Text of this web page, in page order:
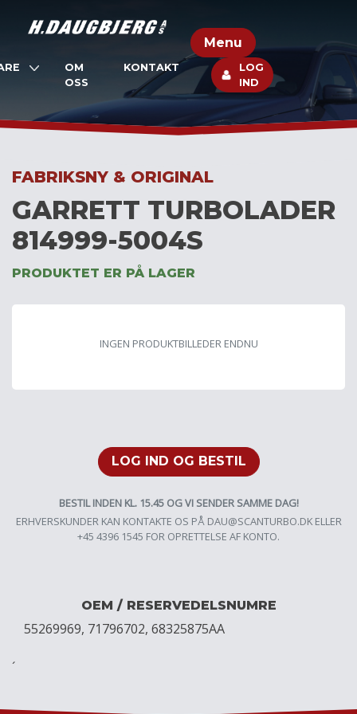
Menu
OM
OSS
KONTAKT
LOG
IND
FABRIKSNY & ORIGINAL
GARRETT TURBOLADER
814999-5004S
PRODUKTET ER PÅ LAGER
INGEN PRODUKTBILLEDER ENDNU
LOG IND OG BESTIL
BESTIL INDEN KL. 15.45 OG VI SENDER SAMME DAG!
ERHVERSKUNDER KAN KONTAKTE OS PÅ DAU@SCANTURBO.DKELLER
+45 4396 1545 FOR OPRETTELSE AF KONTO.
OEM / RESERVEDELSNUMRE
55269969, 71796702, 68325875AA
´